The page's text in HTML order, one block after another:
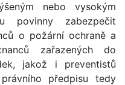
nebo vysokým
povinny zabezpečit
o požární ochraně a
zařazených do
jakož i preventistů
předpisu tedy